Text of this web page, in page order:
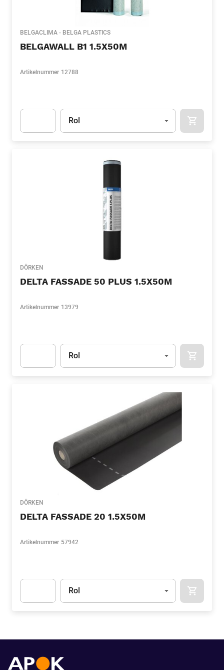
BELGACLIMA - BELGA PLASTICS
BELGAWALL B1 1.5X50M
Artikelnummer 12788
Eenheid
Rol
DÖRKEN
DELTA FASSADE 50 PLUS 1.5X50M
Artikelnummer 13979
Eenheid
Rol
DÖRKEN
DELTA FASSADE 20 1.5X50M
Artikelnummer 57942
Eenheid
Rol